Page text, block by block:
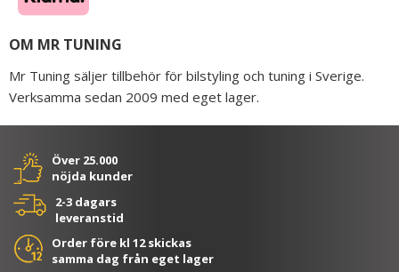
OM MR TUNING
Mr Tuning säljer tillbehör för bilstyling och tuning i Sverige.
Verksamma sedan 2009 med eget lager.
Över 25.000
nöjda kunder
2-3 dagars
leveranstid
Order före kl 12 skickas
samma dag från eget lager